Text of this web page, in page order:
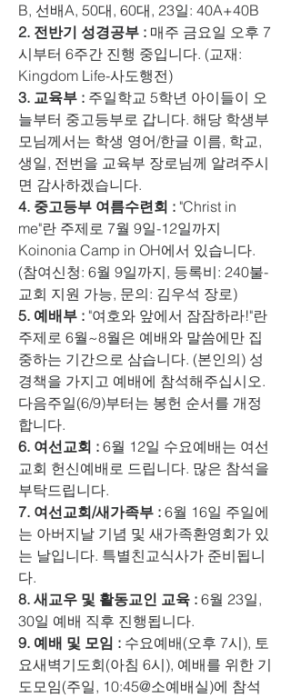
B, 선배A, 50대, 60대, 23일: 40A+40B
2. 전반기 성경공부 : 매주 금요일 오후 7
시부터 6주간 진행 중입니다. (교재:
Kingdom Life-사도행전)
3. 교육부 : 주일학교 5학년 아이들이 오
늘부터 중고등부로 갑니다. 해당 학생부
모님께서는 학생 영어/한글 이름, 학교,
생일, 전번을 교육부 장로님께 알려주시
면 감사하겠습니다.
4. 중고등부 여름수련회 : "Christ in
me"란 주제로 7월 9일-12일까지
Koinonia Camp in OH에서 있습니다.
(참여신청: 6월 9일까지, 등록비: 240불-
교회 지원 가능, 문의: 김우석 장로)
5. 예배부 : "여호와 앞에서 잠잠하라!"란
주제로 6월~8월은 예배와 말씀에만 집
중하는 기간으로 삼습니다. (본인의) 성
경책을 가지고 예배에 참석해주십시오.
다음주일(6/9)부터는 봉헌 순서를 개정
합니다.
6. 여선교회 : 6월 12일 수요예배는 여선
교회 헌신예배로 드립니다. 많은 참석을
부탁드립니다.
7. 여선교회/새가족부 : 6월 16일 주일에
는 아버지날 기념 및 새가족환영회가 있
는 날입니다. 특별친교식사가 준비됩니
다.
8. 새교우 및 활동교인 교육 : 6월 23일,
30일 예배 직후 진행됩니다.
9. 예배 및 모임 : 수요예배(오후 7시), 토
요새벽기도회(아침 6시), 예배를 위한 기
도모임(주일, 10:45@소예배실)에 참석